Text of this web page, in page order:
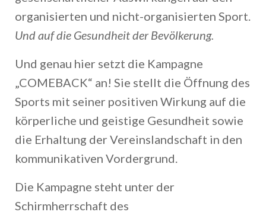
organisierten und nicht-organisierten Sport.
Und auf die Gesundheit der Bevölkerung.
Und genau hier setzt die Kampagne
„COMEBACK“ an! Sie stellt die Öffnung des
Sports mit seiner positiven Wirkung auf die
körperliche und geistige Gesundheit sowie
die Erhaltung der Vereinslandschaft in den
kommunikativen Vordergrund.
Die Kampagne steht unter der
Schirmherrschaft des